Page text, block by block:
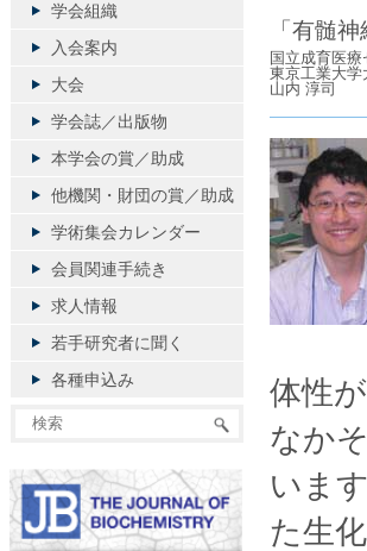
「有髄
国立成育医
東京工業大
山内 淳司
体性
なか
いま
た生
学会組織
入会案内
大会
学会誌／出版物
本学会の賞／助成
他機関・財団の賞／助成
学術集会カレンダー
会員関連手続き
求人情報
若手研究者に聞く
各種申込み